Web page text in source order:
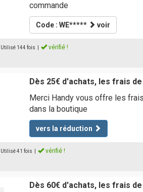
commande
Code : WE***** voir
| Utilisé 144 fois vérifié !
Dès 25€ d'achats, les frais
Merci Handy vous offre les
dans la boutique
vers la réduction
| Utilisé 41 fois vérifié !
Dès 60€ d'achats, les frais